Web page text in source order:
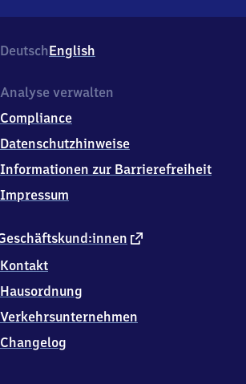
Hafenstr.
1,
6
0
6
DeutschEnglish
externer
Kontakt
Hausordnung
Verkehrsunternehmen
Changelog
Analyse verwalten
Compliance
Datenschutzhinweise
Informationen zur Barrierefreiheit
Impressum